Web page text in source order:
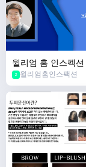
윌리엄 홈 인스펙션
2 윌리엄홈인스팩션